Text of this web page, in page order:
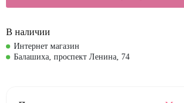
В наличии
Интернет магазин
Балашиха, проспект Ленина, 74